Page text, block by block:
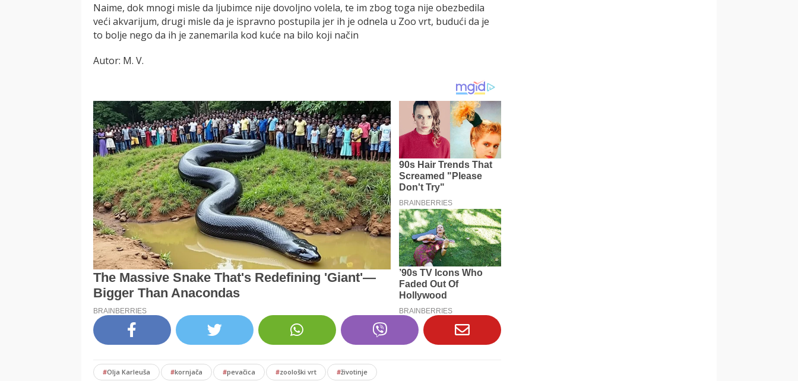
Naime, dok mnogi misle da ljubimce nije dovoljno volela, te im zbog toga nije obezbedila
veći akvarijum, drugi misle da je ispravno postupila jer ih je odnela u Zoo vrt, budući da je
to bolje nego da ih je zanemarila kod kuće na bilo koji način
Autor: M. V.
#Olja Karleuša #kornjača #pevačica #zoološki vrt #životinje